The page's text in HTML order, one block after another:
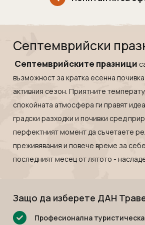
Екскурзии в Словения
Екскурзия в Египет
Екскурзии България
Екскурзии във Финландия
Екскурзии в Шотландия
Екскурзии в Русия
Екскурзии в Исландия
Екскурзии в Азербайджан
Екскурзии в Казакстан
Екскурзии в Норвегия
Екскурзии в Узбекистан
Мексико
Нова Зеландия
Оман
ОАЕ
Парагвай
Перу
Руанда
Саудитска Арабия
Сингапур
Тайланд
Септемврийски
Септемврийските празници
възможност за кратка есенна
активния сезон. Приятните
спокойната атмосфера ги правят
градски разходки и почивки сред
перфектният момент да съчетаете
преживявания и повече време за
последният месец от лятото -
Защо да изберете ДАН
Професионална